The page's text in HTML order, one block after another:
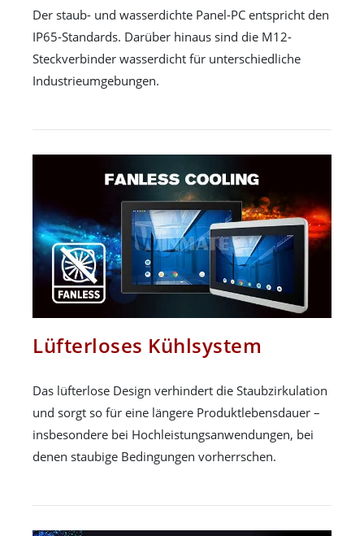
Der staub- und wasserdichte Panel-PC entspricht den
IP65-Standards. Darüber hinaus sind die M12-
Steckverbinder wasserdicht für unterschiedliche
Industrieumgebungen.
Lüfterloses Kühlsystem
Das lüfterlose Design verhindert die Staubzirkulation
und sorgt so für eine längere Produktlebensdauer –
insbesondere bei Hochleistungsanwendungen, bei
denen staubige Bedingungen vorherrschen.